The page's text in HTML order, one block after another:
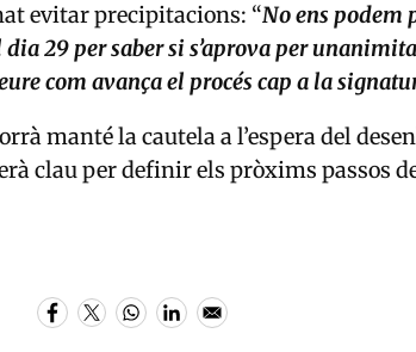
evitar precipitacions: “No ens podem
29 per saber si s’aprova per
com avança el procés cap a la
manté la cautela a l’espera del
clau per definir els pròxims passos